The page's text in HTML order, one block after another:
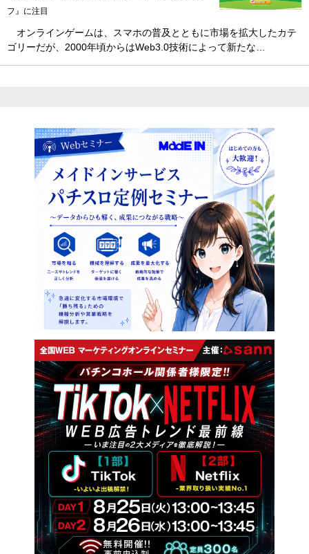
フ』に注目
オンラインゲームは、スマホの普及とともに市場を拡大したカテ
ゴリーだが、2000年頃からはWeb3.0技術によって新たな…